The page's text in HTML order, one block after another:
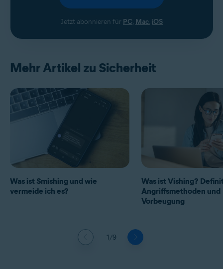
Jetzt abonnieren für PC, Mac, iOS
Mehr Artikel zu Sicherheit
1/9
Was ist Smishing und wie
vermeide ich es?
Was ist Vishing?
Angriffsmethoden und
Vorbeugung